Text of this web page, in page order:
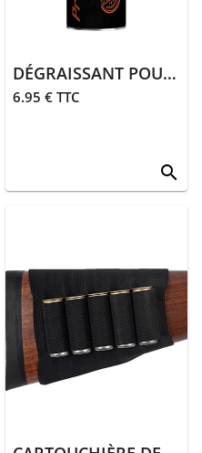
DÉGRAISSANT POUR ARME | 150 ML
6.95 € TTC
search